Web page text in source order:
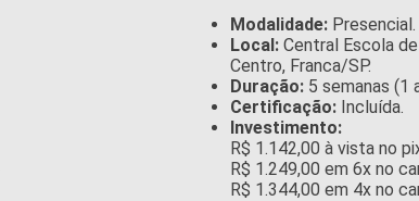
Modalidade: Presencial.
Local: Central Escola
Centro, Franca/SP.
Duração: 5 semanas (1
Certificação: Incluída.
Investimento:
R$ 1.142,00 à vista no
R$ 1.249,00 em 6x no
R$ 1.344,00 em 4x no